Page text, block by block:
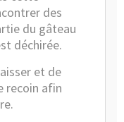
des
du gâteau
déchirée.
et de
recoin afin